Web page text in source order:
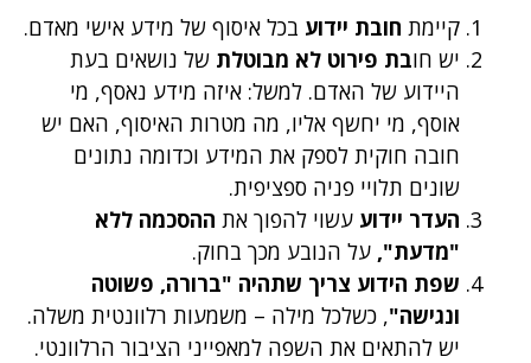
קיימת חובת יידוע בכל איסוף של מידע אישי מאדם.
יש חובת פירוט לא מבוטלת של נושאים בעת
היידוע של האדם. למשל: איזה מידע נאסף, מי
אוסף, מי יחשף אליו, מה מטרות האיסוף, האם יש
חובה חוקית לספק את המידע וכדומה נתונים
שונים תלויי פניה ספציפית.
העדר יידוע עשוי להפוך את ההסכמה ללא
"מדעת", על הנובע מכך בחוק.
שפת הידוע צריך שתהיה "ברורה, פשוטה
ונגישה", כשלכל מילה – משמעות רלוונטית משלה.
יש להתאים את השפה למאפייני הציבור הרלוונטי.